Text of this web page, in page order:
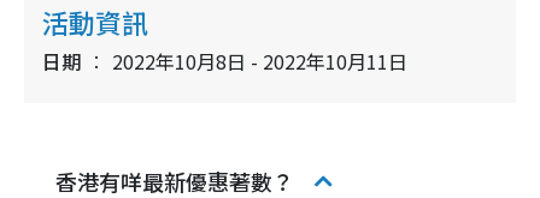
活動資訊
日期 2022年10月8日 - 2022年10月11日
香港有咩最新優惠著數？